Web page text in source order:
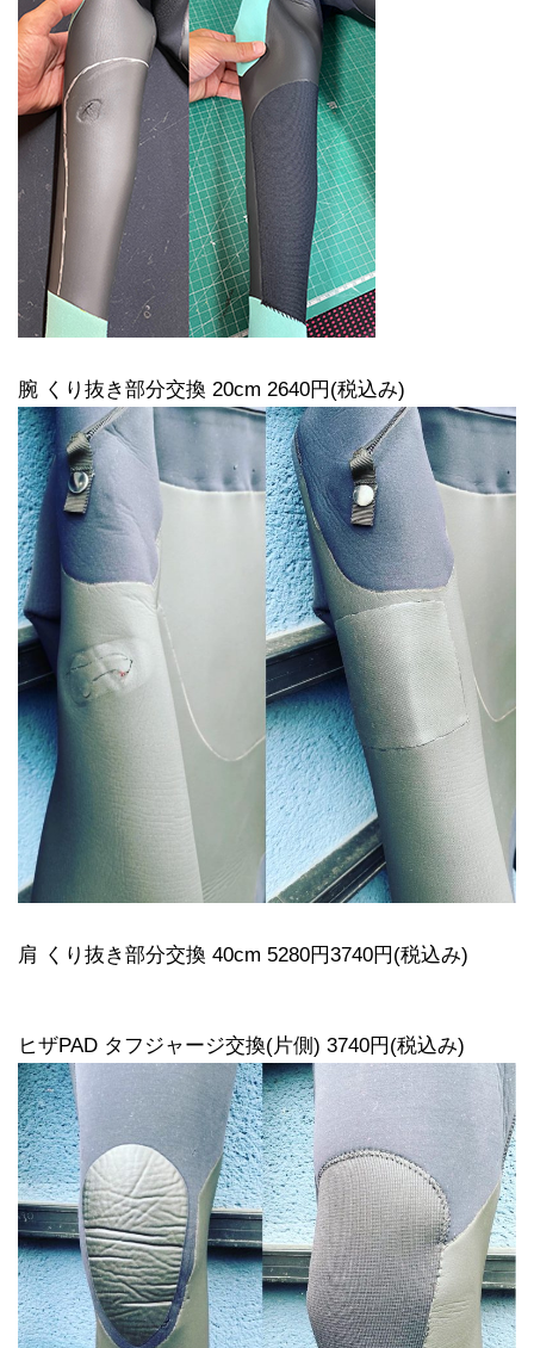
腕 くり抜き部分交換 20cm 2640円(税込み)
肩 くり抜き部分交換 40cm 5280円3740円(税込み)
ヒザPAD タフジャージ交換(片側) 3740円(税込み)